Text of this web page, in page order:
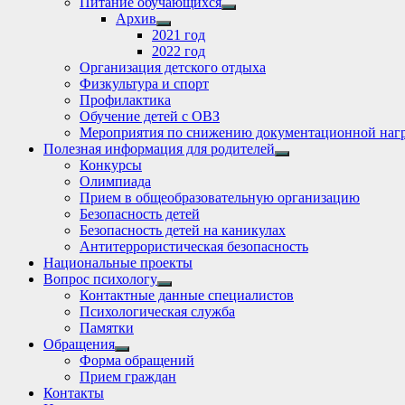
Show
Архив
Show
sub
menu
2021 год
2022 год
Организация детского отдыха
Физкультура и спорт
Профилактика
Обучение детей с ОВЗ
Мероприятия по снижению документационной
Полезная информация для родителей
Show
Конкурсы
Олимпиада
Прием в общеобразовательную организацию
Безопасность детей
Безопасность детей на каникулах
Антитеррористическая безопасность
Национальные проекты
Вопрос психологу
Show
sub
menu
Контактные данные специалистов
Психологическая служба
Памятки
Обращения
Show
sub
menu
Форма обращений
Прием граждан
Контакты